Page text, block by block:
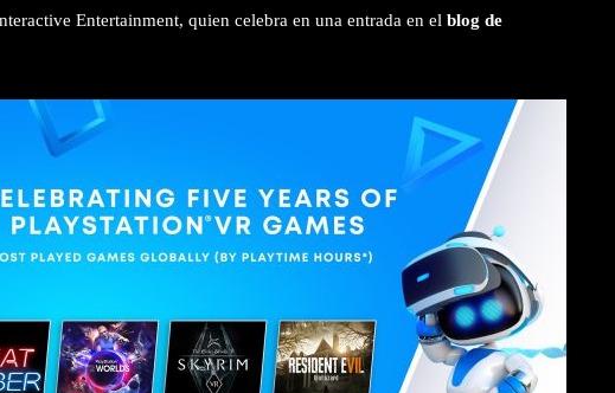
Entertainment, quien celebra en una entrada en el blog de